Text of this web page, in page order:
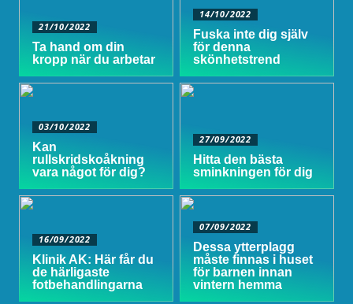
21/10/2022
Ta hand om din
kropp när du arbetar
14/10/2022
Fuska inte dig själv
för denna
skönhetstrend
03/10/2022
Kan
rullskridskoåkning
vara något för dig?
27/09/2022
Hitta den bästa
sminkningen för dig
16/09/2022
Klinik AK: Här får du
de härligaste
fotbehandlingarna
07/09/2022
Dessa ytterplagg
måste finnas i huset
för barnen innan
vintern hemma